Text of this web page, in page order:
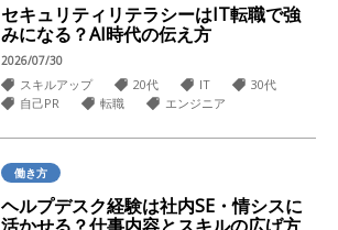
セキュリティリテラシーはIT転職で強
みになる？AI時代の伝え方
2026/07/30
スキルアップ 20代 IT
30代
自己PR
転職 エンジニア
働き方
ヘルプデスク経験は社内SE・情シスに